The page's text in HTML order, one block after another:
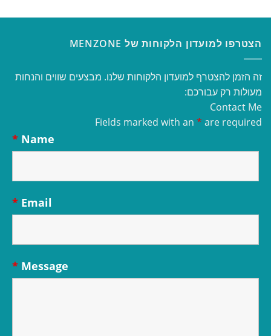
הצטרפו למועדון הלקוחות של MENZONE
זה הזמן להצטרף למועדון הלקוחות שלנו. מבצעים שווים והנחות
מעולות רק עבורכם:
Contact Me
Fields marked with an * are required
Name
*
Email
*
Message
*